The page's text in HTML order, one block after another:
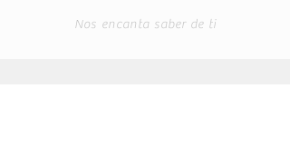
Nos encanta saber de ti